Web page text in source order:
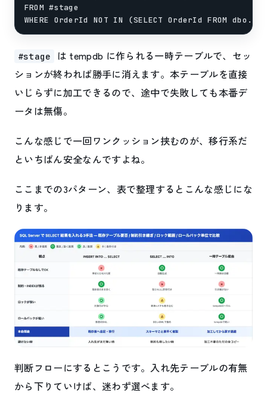
FROM #stage
#stage
は tempdb に作られる一時テーブルで、セッ
ションが終われば勝手に消えます。本テーブルを直接
いじらずに加工できるので、途中で失敗しても本番デ
ータは無傷。
こんな感じで一回ワンクッション挟むのが、移行系だ
といちばん安全なんですよね。
ここまでの3パターン、表で整理するとこんな感じにな
ります。
判断フローにするとこうです。入れ先テーブルの有無
から下りていけば、迷わず選べます。